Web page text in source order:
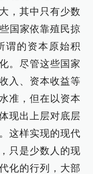
，其中只有少数
国家依靠殖民掠
谓的资本原始积
。尽管这些国家
入、资本收益等
准，但在以资本
现出上层对底层
这样实现的现代
只是少数人的现
化的行列，大部